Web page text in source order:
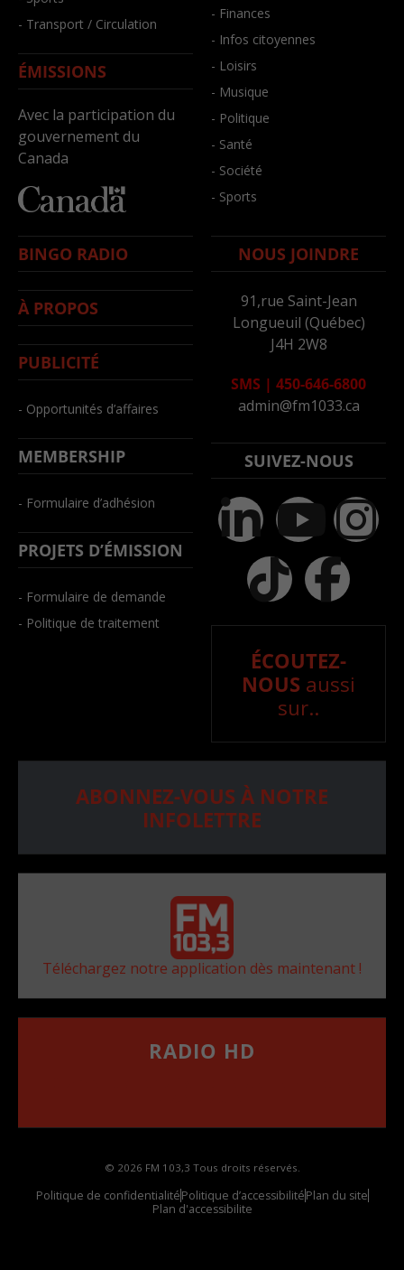
- Transport / Circulation
ÉMISSIONS
Avec la participation du
gouvernement du
Canada
- Finances
- Infos citoyennes
- Loisirs
- Musique
- Politique
- Santé
- Société
- Sports
BINGO RADIO
À PROPOS
PUBLICITÉ
- Opportunités d’affaires
MEMBERSHIP
- Formulaire d’adhésion
PROJETS D’ÉMISSION
- Formulaire de demande
- Politique de traitement
NOUS JOINDRE
91,rue Saint-Jean
Longueuil (Québec)
J4H 2W8
SMS | 450-646-6800
admin@fm1033.ca
SUIVEZ-NOUS
ÉCOUTEZ-
NOUS aussi
sur..
ABONNEZ-VOUS À NOTRE
INFOLETTRE
Téléchargez notre application dès maintenant !
RADIO HD
© 2026 FM 103,3 Tous droits réservés.
Politique de confidentialitéPolitique d’accessibilitéPlan du site
Plan d'accessibilite